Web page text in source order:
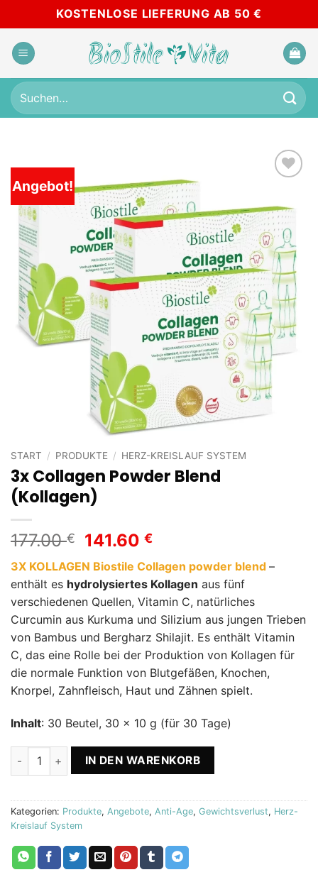
Inhalt
springen
KOSTENLOSE LIEFERUNG AB 50 €
Suchen
nach:
Angebot!
wishlist
START / PRODUKTE / HERZ-KREISLAUF SYSTEM
3x Collagen Powder Blend
(Kollagen)
177.00€
Ursprünglicher
Preis
war:
177.00 €
141.60€Aktueller
ist:
141.60 €.
3X KOLLAGEN Biostile Collagen powder blend –
enthält es hydrolysiertes Kollagen aus fünf
verschiedenen Quellen, Vitamin C, natürliches
Curcumin aus Kurkuma und Silizium aus jungen Trieben
von Bambus und Bergharz Shilajit. Es enthält Vitamin
C, das eine Rolle bei der Produktion von Kollagen für
die normale Funktion von Blutgefäßen, Knochen,
Knorpel, Zahnfleisch, Haut und Zähnen spielt.
Inhalt: 30 Beutel, 30 x 10 g (für 30 Tage)
3x Collagen Powder Blend (Kollagen) Menge
IN DEN WARENKORB
Kategorien: Produkte, Angebote, Anti-Age, Gewichtsverlust, Herz-
Kreislauf System